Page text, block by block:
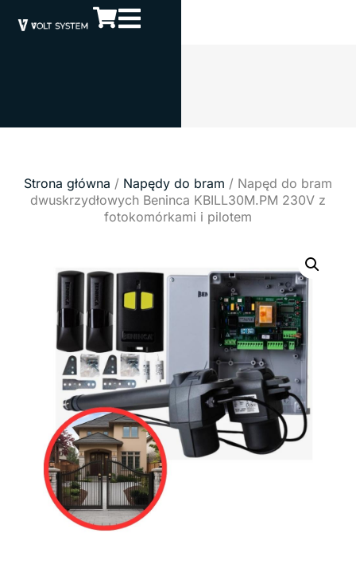
Strona główna / Napędy do bram / Napęd do bram
dwuskrzydłowych Beninca KBILL30M.PM 230V z
fotokomórkami i pilotem